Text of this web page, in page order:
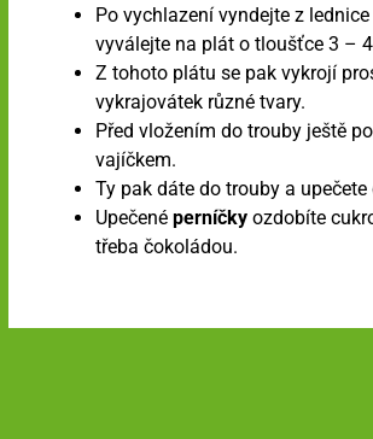
Po vychlazení vyndejte z
vyválejte na plát o tloušťce 3 –
Z tohoto plátu se pak vykrojí
vykrajovátek různé tvary.
Před vložením do trouby ještě
vajíčkem.
Ty pak dáte do trouby a
Upečenéperníčky ozdobíte
třeba čokoládou.